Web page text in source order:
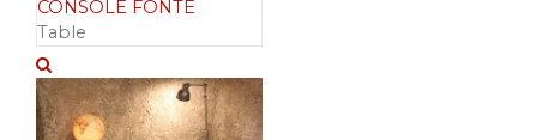
CONSOLE FONTE
Table